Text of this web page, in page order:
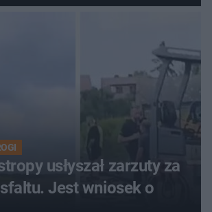
usłyszał zarzuty za
Jest wniosek o